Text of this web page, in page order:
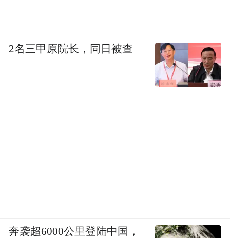
2名三甲原院长，同日被查
奔袭超6000公里登陆中国，